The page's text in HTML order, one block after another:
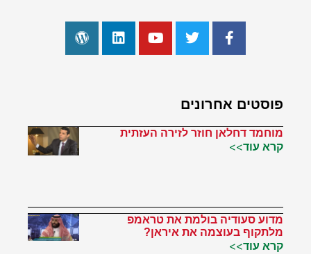
פוסטים אחרונים
מוחמד דחלאן חוזר לזירה העזתית
קרא עוד>>
מדוע סעודיה בולמת את טראמפ
מלתקוף בעוצמה את איראן?
קרא עוד>>